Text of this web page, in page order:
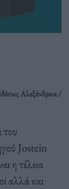
Αλεξάνδρεια /
του
Jostein
η τέλεια
αλλά και